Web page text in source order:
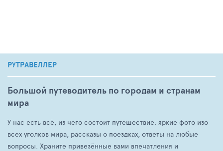
РУТРАВЕЛЛЕР
Большой путеводитель по городам и странам
мира
У нас есть всё, из чего состоит путешествие: яркие фото изо
всех уголков мира, рассказы о поездках, ответы на любые
вопросы. Храните привезённые вами впечатления и